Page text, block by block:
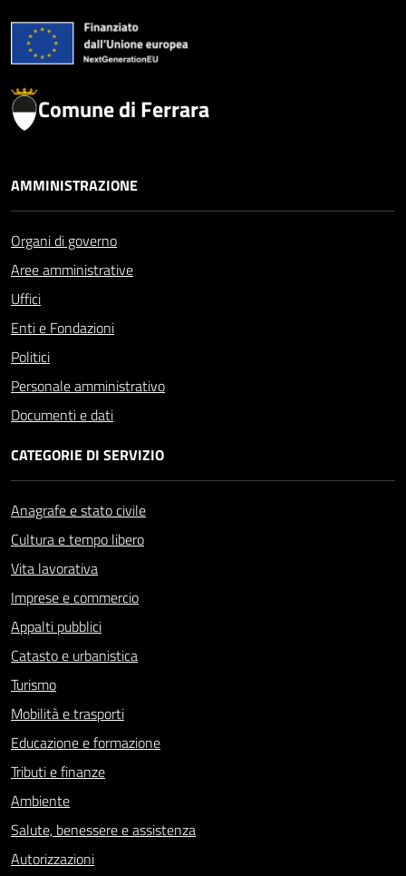
Comune di Ferrara
AMMINISTRAZIONE
Organi di governo
Aree amministrative
Uffici
Enti e Fondazioni
Politici
Personale amministrativo
Documenti e dati
CATEGORIE DI SERVIZIO
Anagrafe e stato civile
Cultura e tempo libero
Vita lavorativa
Imprese e commercio
Appalti pubblici
Catasto e urbanistica
Turismo
Mobilità e trasporti
Educazione e formazione
Tributi e finanze
Ambiente
Salute, benessere e assistenza
Autorizzazioni